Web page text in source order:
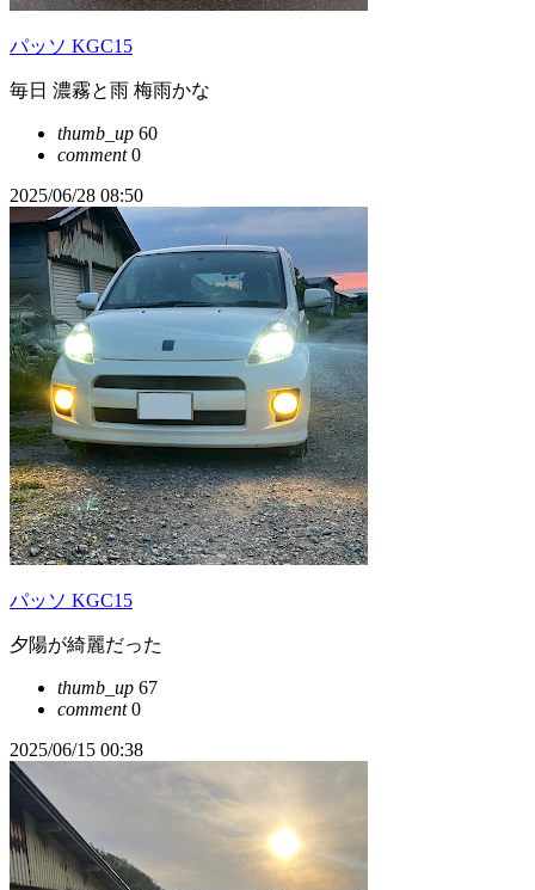
パッソ KGC15
毎日 濃霧と雨 梅雨かな
thumb_up 60
comment0
2025/06/28 08:50
パッソ KGC15
夕陽が綺麗だった
thumb_up 67
comment0
2025/06/15 00:38